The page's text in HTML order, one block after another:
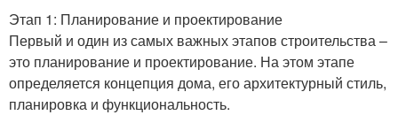
Этап 1: Планирование и проектирование
Первый и один из самых важных этапов строительства –
это планирование и проектирование. На этом этапе
определяется концепция дома, его архитектурный стиль,
планировка и функциональность.